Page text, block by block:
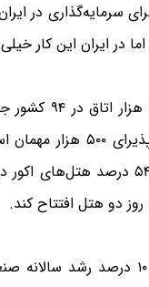
سرمایه‌گذاری در
در ایران این کار
میلیون یورو درآمد کسب کرده
دو هتل افتتاح کند.